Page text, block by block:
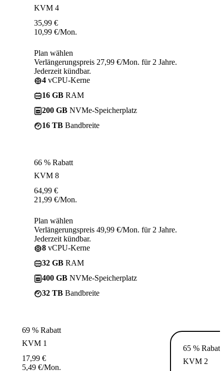
KVM 4
35,99 €
10,99 €/Mon.
Plan wählen
Verlängerungspreis 27,99 €/Mon. für 2 Jahre.
Jederzeit kündbar.
4 vCPU-Kerne
16 GB RAM
200 GB NVMe-Speicherplatz
16 TB Bandbreite
66 % Rabatt
KVM 8
64,99 €
21,99 €/Mon.
Plan wählen
Verlängerungspreis 49,99 €/Mon. für 2 Jahre.
Jederzeit kündbar.
8 vCPU-Kerne
32 GB RAM
400 GB NVMe-Speicherplatz
32 TB Bandbreite
69 % Rabatt
KVM 1
17,99 €
5,49 €/Mon.
65 % Rabatt
KVM 2